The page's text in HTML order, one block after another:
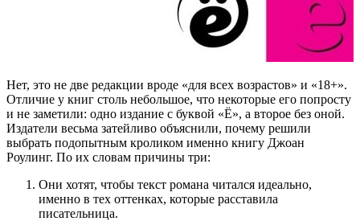
Нет, это не две редакции вроде «для всех возрастов» и «18+».
Отличие у книг столь небольшое, что некоторые его попросту
и не заметили: одно издание с буквой «Ё», а второе без оной.
Издатели весьма затейливо объяснили, почему решили
выбрать подопытным кроликом именно книгу Джоан
Роулинг. По их словам причины три:
Они хотят, чтобы текст романа читался идеально,
именно в тех оттенках, которые расставила
писательница.